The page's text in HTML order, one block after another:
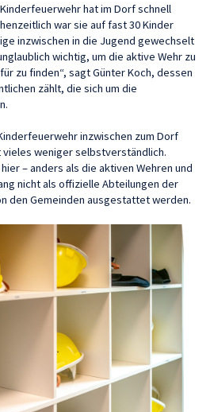
hat im Dorf schnell
war sie auf fast 30 Kinder
inzwischen in die Jugend gewechselt
wichtig, um die aktive Wehr zu
zu finden“, sagt Günter Koch, dessen
zählt, die sich um die
inzwischen zum Dorf
weniger selbstverständlich.
– anders als die aktiven Wehren und
nicht als offizielle Abteilungen der
den Gemeinden ausgestattet werden.